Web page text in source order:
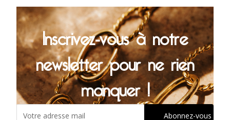
Inscrivez-vous à notre
newsletter pour ne rien
manquer !